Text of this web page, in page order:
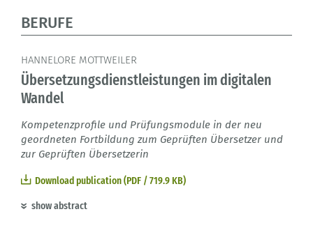
BERUFE
HANNELORE MOTTWEILER
Übersetzungsdienstleistungen im digitalen
Wandel
Kompetenzprofile und Prüfungsmodule in der neu
geordneten Fortbildung zum Geprüften Übersetzer und
zur Geprüften Übersetzerin
Download publication (PDF / 719.9 KB)
show abstract